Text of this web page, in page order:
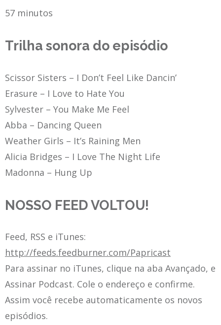
57 minutos
Trilha sonora do episódio
Scissor Sisters – I Don’t Feel Like Dancin’
Erasure – I Love to Hate You
Sylvester – You Make Me Feel
Abba – Dancing Queen
Weather Girls – It’s Raining Men
Alicia Bridges – I Love The Night Life
Madonna – Hung Up
NOSSO FEED VOLTOU!
Feed, RSS e iTunes:
http://feeds.feedburner.com/Papricast
Para assinar no iTunes, clique na aba Avançado, e
Assinar Podcast. Cole o endereço e confirme.
Assim você recebe automaticamente os novos
episódios.